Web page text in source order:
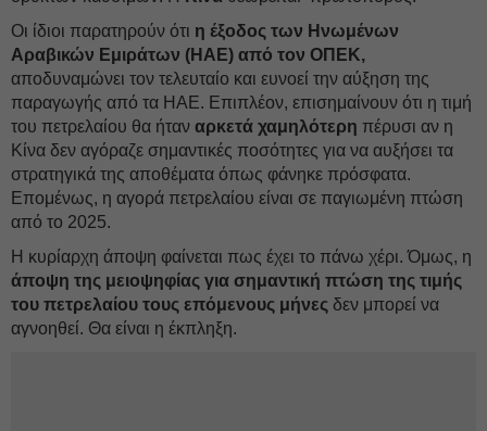
Οι ίδιοι παρατηρούν ότι η έξοδος των Ηνωμένων
Αραβικών Εμιράτων (ΗΑΕ) από τον ΟΠΕΚ,
αποδυναμώνει τον τελευταίο και ευνοεί την αύξηση της
παραγωγής από τα ΗΑΕ. Επιπλέον, επισημαίνουν ότι η τιμή
του πετρελαίου θα ήταν αρκετά χαμηλότερη πέρυσι αν η
Κίνα δεν αγόραζε σημαντικές ποσότητες για να αυξήσει τα
στρατηγικά της αποθέματα όπως φάνηκε πρόσφατα.
Επομένως, η αγορά πετρελαίου είναι σε παγιωμένη πτώση
από το 2025.
Η κυρίαρχη άποψη φαίνεται πως έχει το πάνω χέρι. Όμως, η
άποψη της μειοψηφίας για σημαντική πτώση της τιμής
του πετρελαίου τους επόμενους μήνες δεν μπορεί να
αγνοηθεί. Θα είναι η έκπληξη.